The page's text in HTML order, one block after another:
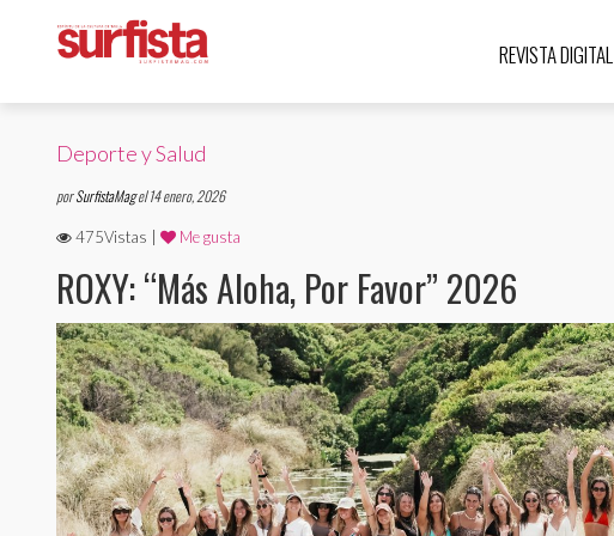
REVISTA DIGITAL
Deporte y Salud
porSurfistaMagel 14 enero, 2026
475Vistas | Me gusta
ROXY: “Más Aloha, Por Favor” 2026